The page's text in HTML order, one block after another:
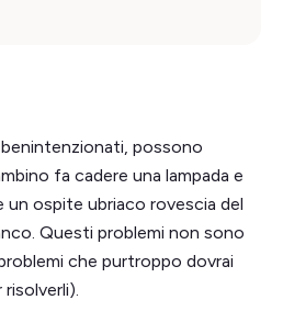
possono
fa cadere una lampada e
un ospite ubriaco rovescia del
Questi problemi non sono
che purtroppo dovrai